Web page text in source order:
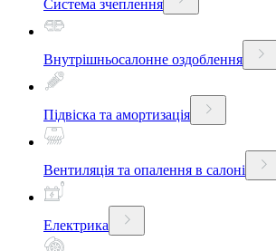
Система зчеплення
Внутрішньосалонне оздоблення
Підвіска та амортизація
Вентиляція та опалення в салоні
Електрика